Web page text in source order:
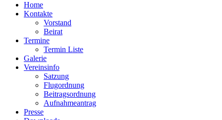
Home
Kontakte
Vorstand
Beirat
Termine
Termin Liste
Galerie
Vereinsinfo
Satzung
Flugordnung
Beitragsordnung
Aufnahmeantrag
Presse